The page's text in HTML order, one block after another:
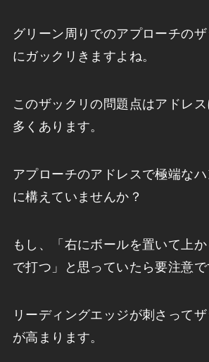
グリーン周りでのアプローチの
にガックリきますよね。
このザックリの問題点はアドレ
多くあります。
アプローチのアドレスで極端な
に構えていませんか？
もし、「右にボールを置いて上
で打つ」と思っていたら要注意で
リーディングエッジが刺さって
が高まります。